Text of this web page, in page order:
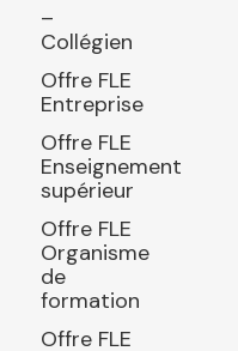
–
Collégien
Offre FLE
Entreprise
Offre FLE
Enseignement
supérieur
Offre FLE
Organisme
de
formation
Offre FLE